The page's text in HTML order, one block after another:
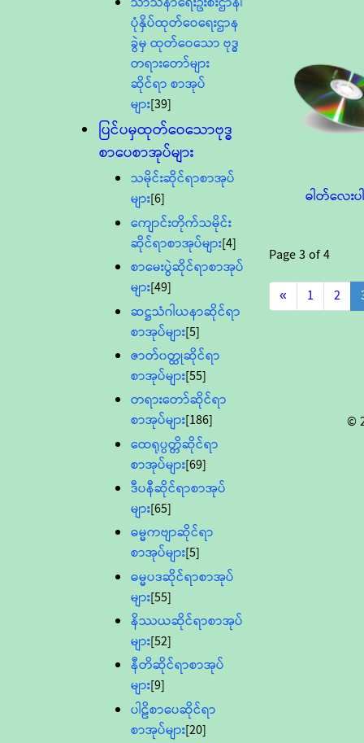
ပုံနှိပ်ထုတ်ဝေရေးဌာန
ခွဲမှ ထုတ်ဝေသော ဗုဒ္ဓ
တရားတော်များ
ဆိုင်ရာ စာအုပ်
များ[39]
ပြင်ပမှထုတ်ဝေသောဗုဒ္ဓ
စာပေစာအုပ်များ
သမိုင်းဆိုင်ရာစာအုပ်
များ[6]
ကျောင်းတိုက်သမိုင်း
ဆိုင်ရာစာအုပ်များ[4]
စာမေးပွဲဆိုင်ရာစာအုပ်
များ[49]
ဆဋ္ဌသံဂါယနာဆိုင်ရာ
စာအုပ်များ[5]
ဇာတ်၀တ္ထုဆိုင်ရာ
စာအုပ်များ[55]
တရားတော်ဆိုင်ရာ
စာအုပ်များ[186]
ထေရုပ္ပတ္တိဆိုင်ရာ
စာအုပ်များ[69]
ဒီပနီဆိုင်ရာစာအုပ်
များ[65]
ဓမ္မကဗျာဆိုင်ရာ
စာအုပ်များ[5]
ဓမ္မပဒဆိုင်ရာစာအုပ်
များ[55]
နိဿယဆိုင်ရာစာအုပ်
များ[52]
နီတိဆိုင်ရာစာအုပ်
များ[9]
ပါဠိစာပေဆိုင်ရာ
စာအုပ်များ[20]
ဓါတ်လေးပ
Page3 of4
«
1 2
©